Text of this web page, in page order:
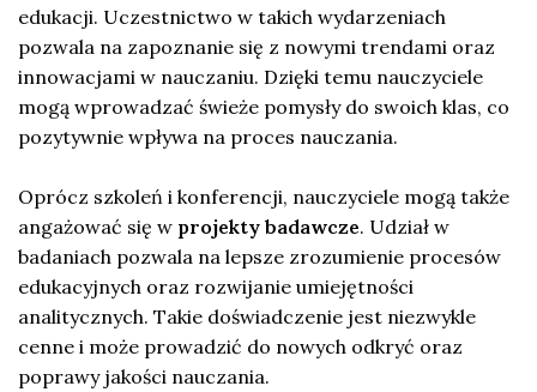
edukacji. Uczestnictwo w takich wydarzeniach
pozwala na zapoznanie się z nowymi trendami oraz
innowacjami w nauczaniu. Dzięki temu nauczyciele
mogą wprowadzać świeże pomysły do swoich klas, co
pozytywnie wpływa na proces nauczania.
Oprócz szkoleń i konferencji, nauczyciele mogą także
angażować się w projekty badawcze. Udział w
badaniach pozwala na lepsze zrozumienie procesów
edukacyjnych oraz rozwijanie umiejętności
analitycznych. Takie doświadczenie jest niezwykle
cenne i może prowadzić do nowych odkryć oraz
poprawy jakości nauczania.